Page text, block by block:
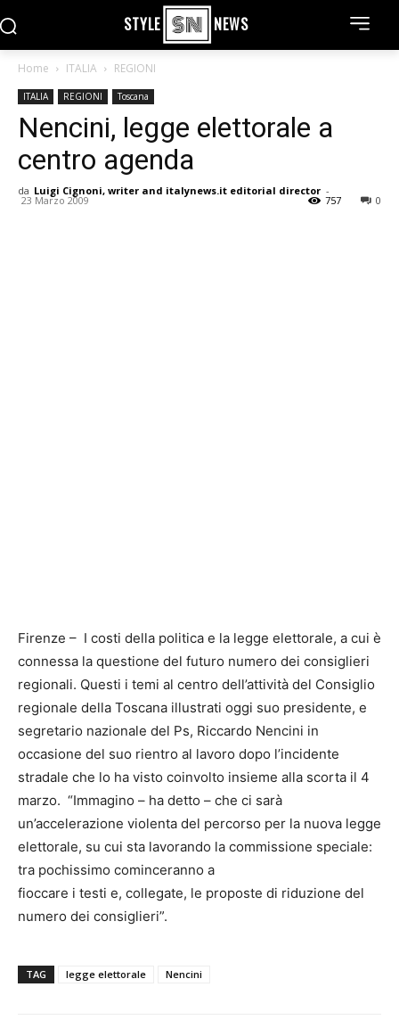
STYLE NEWS
Home ITALIA REGIONI
ITALIA REGIONI Toscana
Nencini, legge elettorale a
centro agenda
da Luigi Cignoni, writer and italynews.it editorial director -
23 Marzo 2009 0
757
Firenze – I costi della politica e la legge elettorale, a cui è
connessa la questione del futuro numero dei consiglieri
regionali. Questi i temi al centro dell’attività del Consiglio
regionale della Toscana illustrati oggi suo presidente, e
segretario nazionale del Ps, Riccardo Nencini in
occasione del suo rientro al lavoro dopo l’incidente
stradale che lo ha visto coinvolto insieme alla scorta il 4
marzo. “Immagino – ha detto – che ci sarà
un’accelerazione violenta del percorso per la nuova legge
elettorale, su cui sta lavorando la commissione speciale:
tra pochissimo cominceranno a
fioccare i testi e, collegate, le proposte di riduzione del
numero dei consiglieri”.
TAG legge elettorale Nencini